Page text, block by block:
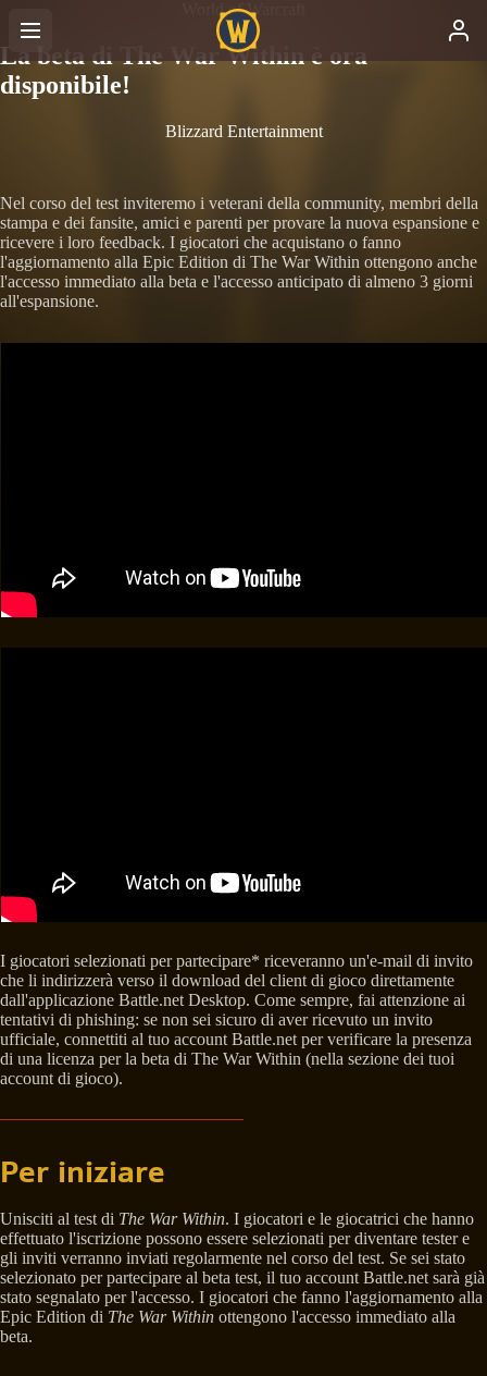
World of Warcraft
La beta di The War Within è ora
disponibile!
Blizzard Entertainment
Nel corso del test inviteremo i veterani della community, membri della
stampa e dei fansite, amici e parenti per provare la nuova espansione e
ricevere i loro feedback. I giocatori che acquistano o fanno
l'aggiornamento alla Epic Edition di The War Within ottengono anche
l'accesso immediato alla beta e l'accesso anticipato di almeno 3 giorni
all'espansione.
I giocatori selezionati per partecipare* riceveranno un'e-mail di invito
che li indirizzerà verso il download del client di gioco direttamente
dall'applicazione Battle.net Desktop. Come sempre, fai attenzione ai
tentativi di phishing: se non sei sicuro di aver ricevuto un invito
ufficiale, connettiti al tuo account Battle.net per verificare la presenza
di una licenza per la beta di The War Within (nella sezione dei tuoi
account di gioco).
Per iniziare
Unisciti al test di The War Within. I giocatori e le giocatrici che hanno
effettuato l'iscrizione possono essere selezionati per diventare tester e
gli inviti verranno inviati regolarmente nel corso del test. Se sei stato
selezionato per partecipare al beta test, il tuo account Battle.net sarà già
stato segnalato per l'accesso. I giocatori che fanno l'aggiornamento alla
Epic Edition di The War Within ottengono l'accesso immediato alla
beta.